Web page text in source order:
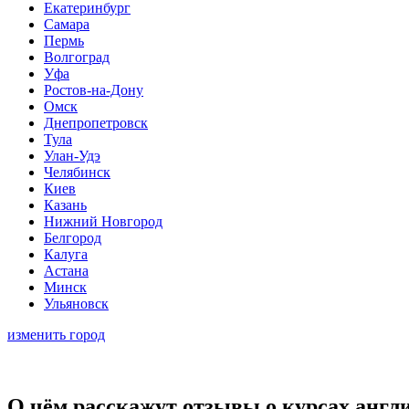
Екатеринбург
Самара
Пермь
Волгоград
Уфа
Ростов-на-Дону
Омск
Днепропетровск
Тула
Улан-Удэ
Челябинск
Киев
Казань
Нижний Новгород
Белгород
Калуга
Астана
Минск
Ульяновск
изменить город